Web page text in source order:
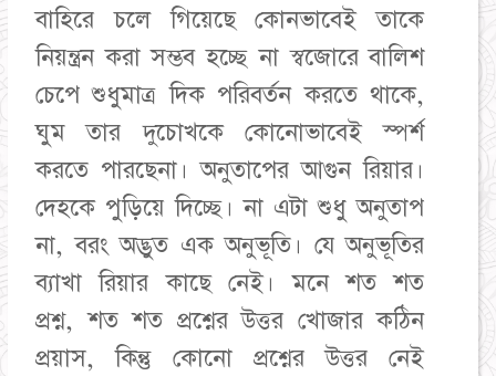
বাহিরে চলে গিয়েছে কোনভাবেই তাকে
নিয়ন্ত্রন করা সম্ভব হচ্ছে না স্বজোরে বালিশ
চেপে শুধুমাত্র দিক পরিবর্তন করতে থাকে,
ঘুম তার দুচোখকে কোনোভাবেই স্পর্শ
করতে পারছেনা। অনুতাপের আগুন রিয়ার।
দেহকে পুড়িয়ে দিচ্ছে। না এটা শুধু অনুতাপ
না, বরং অদ্ভুত এক অনুভূতি। যে অনুভূতির
ব্যাখা রিয়ার কাছে নেই। মনে শত শত
প্রশ্ন, শত শত প্রশ্নের উত্তর খোজার কঠিন
প্রয়াস, কিন্তু কোনো প্রশ্নের উত্তর নেই